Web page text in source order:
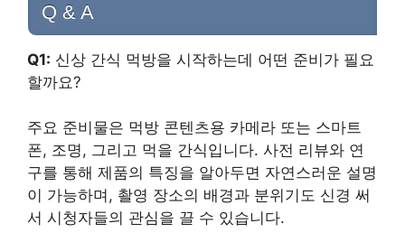
Q & A
Q1: 신상 간식 먹방을 시작하는데 어떤 준비가 필요
할까요?
주요 준비물은 먹방 콘텐츠용 카메라 또는 스마트
폰, 조명, 그리고 먹을 간식입니다. 사전 리뷰와 연
구를 통해 제품의 특징을 알아두면 자연스러운 설명
이 가능하며, 촬영 장소의 배경과 분위기도 신경 써
서 시청자들의 관심을 끌 수 있습니다.